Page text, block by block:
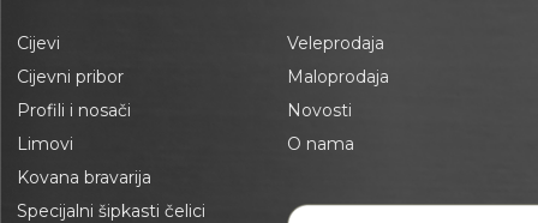
Cijevi
Cijevni pribor
Profili i nosači
Limovi
Kovana bravarija
Specijalni šipkasti čelici
Veleprodaja
Maloprodaja
Novosti
O nama